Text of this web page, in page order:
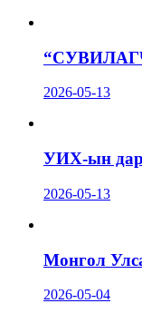
2026-05-13
УИХ-ын
2026-05-13
Монгол
2026-05-04